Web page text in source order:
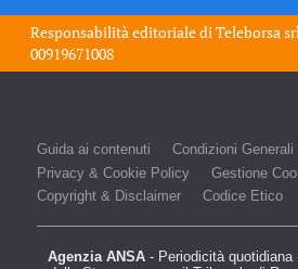
Responsabilità editoriale diTeleborsa
00919671008
Guida ai contenuti Condizioni
Privacy & Cookie Policy
Gestione
Copyright & Disclaimer
Codice Etico
Agenzia ANSA - Periodicità